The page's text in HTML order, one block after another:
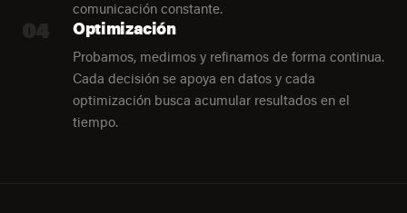
comunicación constante.
Optimización
Probamos, medimos y refinamos de forma continua.
Cada decisión se apoya en datos y cada
optimización busca acumular resultados en el
tiempo.